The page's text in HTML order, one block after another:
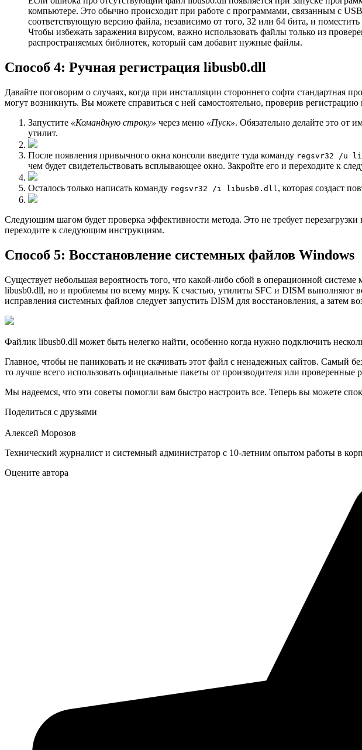
компьютере. Это обычно происходит при работе с программами, связанным с
соответствующую версию файла, независимо от того, 32 или 64 бита, и
Чтобы избежать заражения вирусом, важно использовать файлы только из
распространяемых библиотек, который сам добавит нужные файлы.
Способ 4: Ручная регистрация libusb0.dll
Давайте поговорим о случаях, когда при инсталляции стороннего софта
могут возникнуть. Вы можете справиться с ней самостоятельно, проверив
Запустите «Командную строку» через меню «Пуск». Обязательно делайте это от
утилит.
После появления привычного окна консоли введите туда команду regsvr32 /u
чем будет свидетельствовать всплывающее окно. Закройте его и переходите к
Осталось только написать команду regsvr32 /i libusb0.dll, которая создаст
Следующим шагом будет проверка эффективности метода. Это не требует
переходите к следующим инструкциям.
Способ 5: Восстановление системных файлов Windows
Существует небольшая вероятность того, что какой-либо сбой в операционной
libusb0.dll, но и проблемы по всему миру. К счастью, утилиты SFC и DISM выполняют
исправления системных файлов следует запустить DISM для восстановления, а
Файлик libusb0.dll может быть нелегко найти, особенно когда нужно подключить
Главное, чтобы не паниковать и не скачивать этот файл с ненадежных сайтов. Самый
то лучше всего использовать официальные пакеты от производителя или проверенные
Мы надеемся, что эти советы помогли вам быстро настроить все. Теперь вы можете
Поделиться с друзьями
Алексей Морозов
Технический журналист и системный администратор с 10‑летним опытом работы в
Оцените автора